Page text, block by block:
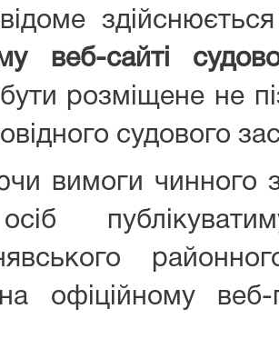
веб-сайті
розміщене не
судового
вимоги чинного
офіційному веб-